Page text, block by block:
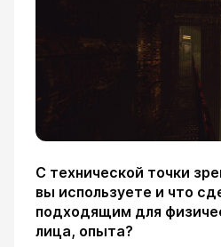
С технической точки
вы используете и что
подходящим для
лица, опыта?